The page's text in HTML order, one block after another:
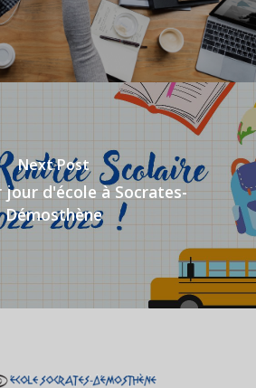
Next Post
jour d'école à Socrates-
Démosthène